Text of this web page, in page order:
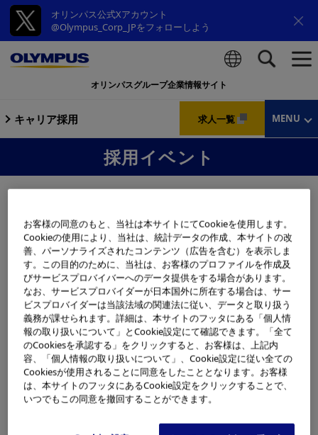
オリンパス公式Xアカウント
@Olympus_Corp_JPをフォローしよう
オリンパスグループ企業情報サイト
キャリア採用 MENU
求人一覧
採用イベント
会社説明会 WEBセミナー
会社説明会
現在開催予定のイベントはありません
お客様の同意のもと、当社は本サイトにてCookieを使用します。
Cookieの使用により、当社は、統計データの作成、本サイトの改
善、パーソナライズされたコンテンツ（広告を含む）を表示しま
す。この目的のために、当社は、お客様のプロファイルを作成及
びサービスプロバイバーへのデータ提供をする場合があります。
なお、サービスプロバイダーが日本国外に所在する場合は、サー
ビスプロバイダーは当該法域の関連法に従い、データと取り扱う
義務が課せられます。詳細は、本サイトのフッタにある「個人情
報の取り扱いについて」とCookie設定にて確認できます。「全て
のCookiesを承認する」をクリックすると、お客様は、上記内
容、「個人情報の取り扱いについて」、Cookie設定に従い全ての
Cookiesが使用されることに同意をしたこととなります。お客様
は、本サイトのフッタにあるCookie設定をクリックすることで、
いつでもこの同意を撤回することができます。